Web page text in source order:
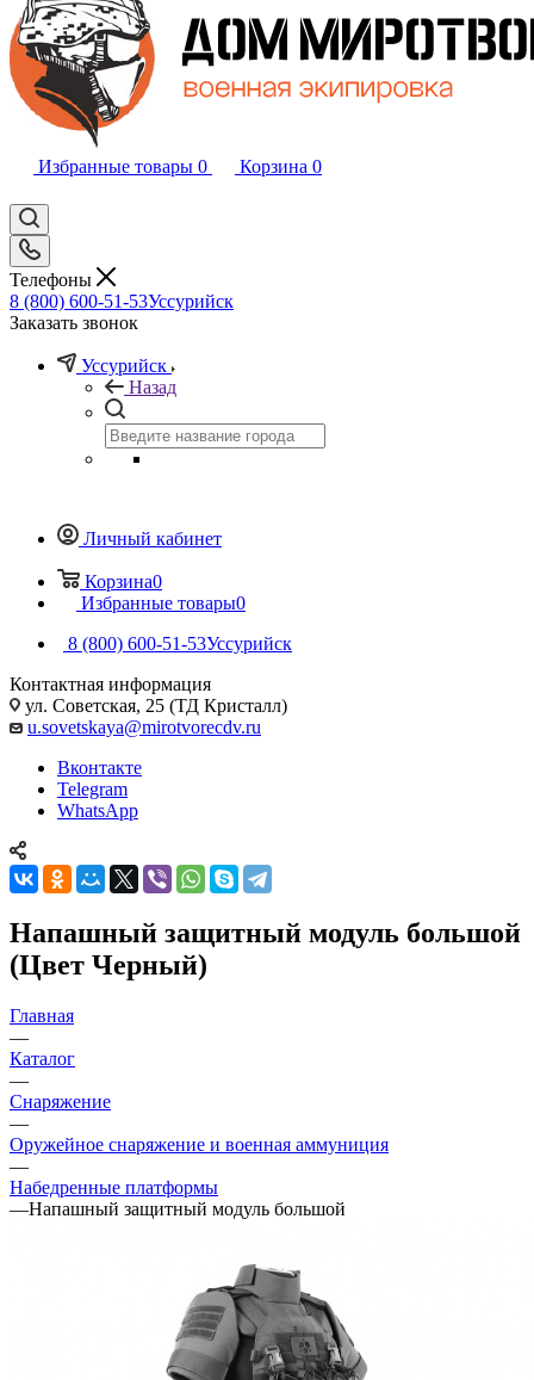
Избранные товары 0 Корзина 0
Телефоны
8 (800) 600-51-53Уссурийск
Заказать звонок
Уссурийск
Назад
Личный кабинет
Корзина0
Избранные товары0
8 (800) 600-51-53Уссурийск
Контактная информация
ул. Советская, 25 (ТД Кристалл)
u.sovetskaya@mirotvorecdv.ru
Вконтакте
Telegram
WhatsApp
Напашный защитный модуль большой
(Цвет Черный)
Главная
—
Каталог
—
Снаряжение
—
Оружейное снаряжение и военная аммуниция
—
Набедренные платформы
—Напашный защитный модуль большой